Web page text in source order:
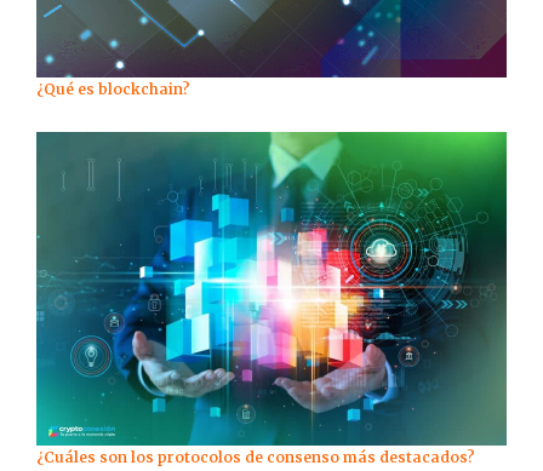
¿Qué es blockchain?
¿Cuáles son los protocolos de consenso más destacados?